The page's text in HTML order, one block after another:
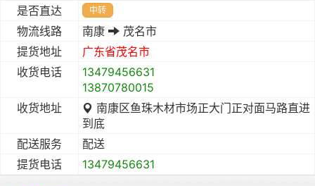
是否直达 中转
物流线路 南康
茂名市
提货地址
广东省茂名市
收货电话
13479456631
13870780015
收货地址
南康区鱼珠木材市场正大门正对面马路直进
到底
配送服务
配送
提货电话
13479456631